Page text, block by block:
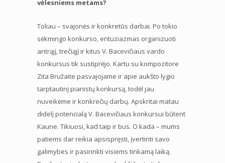
vėlesniems metams?
Toliau – svajonės ir konkretūs darbai. Po tokio
sėkmingo konkurso, entuziazmas organizuoti
antrąjį, trečiąjį ir kitus V. Bacevičiaus vardo
konkursus tik sustiprėjo. Kartu su kompozitore
Zita Bružaite pasvajojame ir apie aukšto lygio
tarptautinį pianistų konkursą, todėl jau
nuveikėme ir konkrečių darbų. Apskritai matau
didelį potencialą V. Bacevičiaus konkursui būtent
Kaune. Tikiuosi, kad taip ir bus. O kada – mums
patiems dar reikia apsispręsti, įvertinti savo
galimybes ir pasirinkti visiems tinkamą laiką.